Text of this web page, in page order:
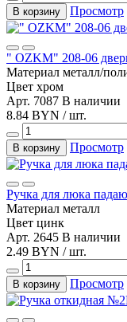
В корзину Просмотр
" OZKM" 208-06
Материал металл/
Цвет хром
Арт. 7087 В наличии
8.84 BYN / шт.
В корзину Просмотр
Ручка для люка
Материал металл
Цвет цинк
Арт. 2645 В наличии
2.49 BYN / шт.
В корзину Просмотр